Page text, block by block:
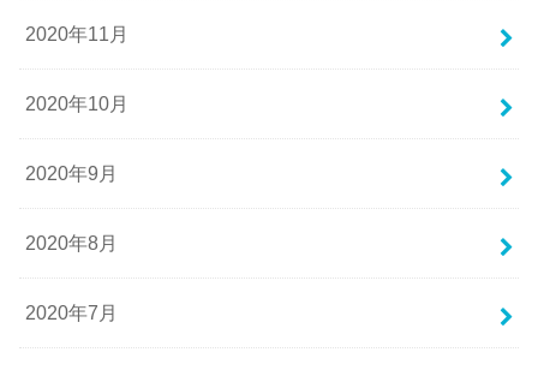
2020年11月
2020年10月
2020年9月
2020年8月
2020年7月